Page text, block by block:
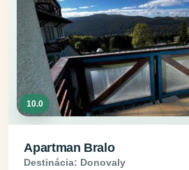
10.0
Apartman Bralo
Destinácia: Donovaly